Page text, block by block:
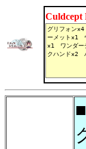
Culdcept